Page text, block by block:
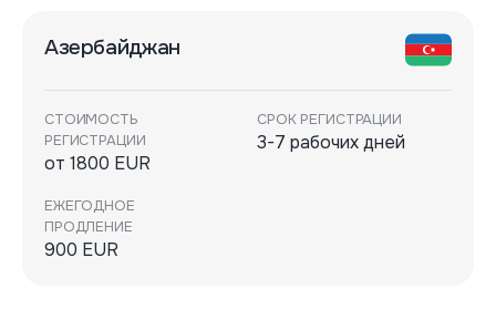
Азербайджан
СТОИМОСТЬ
РЕГИСТРАЦИИ
от 1800 EUR
СРОК РЕГИСТРАЦИИ
3-7 рабочих дней
ЕЖЕГОДНОЕ
ПРОДЛЕНИЕ
900 EUR